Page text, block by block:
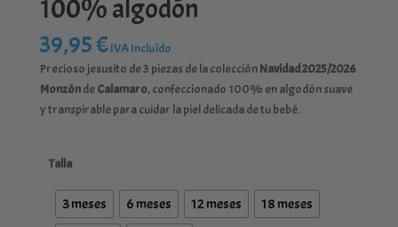
100% algodón
39,95€IVA Incluído
Precioso jesusito de 3 piezas de la colecciónNavidad 2025/2026
MonzóndeCalamaro, confeccionado 100% en algodón suave
y transpirable para cuidar la piel delicada de tu bebé.
Talla
3 meses 6 meses 12 meses
18 meses